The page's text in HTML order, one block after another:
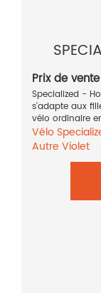
Prix de
Specialized -
s'adapte aux
vélo ordinaire
Vélo
Autre Violet